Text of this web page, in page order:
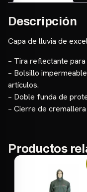
Descripción
Capa de lluvia de
– Tira reflectante
– Bolsillo
artículos.
– Doble funda de
– Cierre de
Productos